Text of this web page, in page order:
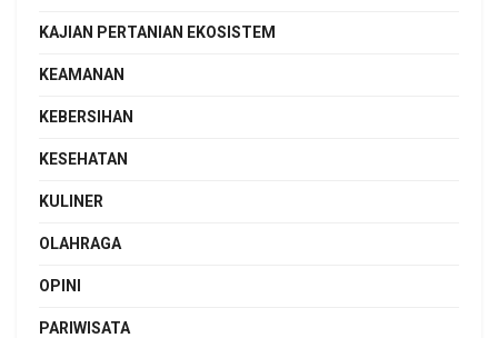
KAJIAN PERTANIAN EKOSISTEM
KEAMANAN
KEBERSIHAN
KESEHATAN
KULINER
OLAHRAGA
OPINI
PARIWISATA